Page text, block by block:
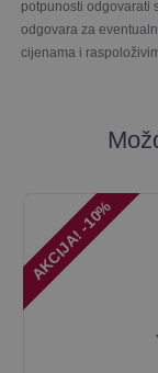
potpunosti odgovarati
odgovara za
cijenama i
AKCIJA! -10%